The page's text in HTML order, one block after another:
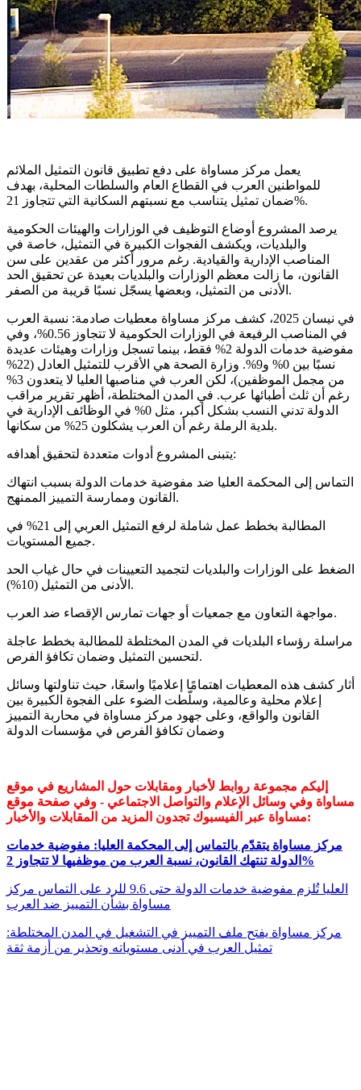
يعمل مركز مساواة على دفع تطبيق قانون التمثيل الملائم
للمواطنين العرب في القطاع العام والسلطات المحلية، بهدف
ضمان تمثيل يتناسب مع نسبتهم السكانية التي تتجاوز 21%.
يرصد المشروع أوضاع التوظيف في الوزارات والهيئات الحكومية
والبلديات، ويكشف الفجوات الكبيرة في التمثيل، خاصة في
المناصب الإدارية والقيادية. رغم مرور أكثر من عقدين على سن
القانون، ما زالت معظم الوزارات والبلديات بعيدة عن تحقيق الحد
الأدنى من التمثيل، وبعضها يسجّل نسبًا قريبة من الصفر.
في نيسان 2025، كشف مركز مساواة معطيات صادمة: نسبة العرب
في المناصب الرفيعة في الوزارات الحكومية لا تتجاوز 0.56%، وفي
مفوضية خدمات الدولة 2% فقط، بينما تسجل وزارات وهيئات عديدة
نسبًا بين 0% و9%. وزارة الصحة هي الأقرب للتمثيل العادل (22%
من مجمل الموظفين)، لكن العرب في مناصبها العليا لا يتعدون 3%
رغم أن ثلث أطبائها عرب. في المدن المختلطة، أظهر تقرير مراقب
الدولة تدني النسب بشكل أكبر، مثل 0% في الوظائف الإدارية في
بلدية الرملة رغم أن العرب يشكلون 25% من سكانها.
يتبنى المشروع أدوات متعددة لتحقيق أهدافه:
التماس إلى المحكمة العليا ضد مفوضية خدمات الدولة بسبب انتهاك
القانون وممارسة التمييز الممنهج.
المطالبة بخطط عمل شاملة لرفع التمثيل العربي إلى 21% في
جميع المستويات.
الضغط على الوزارات والبلديات لتجميد التعيينات في حال غياب الحد
الأدنى من التمثيل (10%).
مواجهة التعاون مع جمعيات أو جهات تمارس الإقصاء ضد العرب.
مراسلة رؤساء البلديات في المدن المختلطة للمطالبة بخطط عاجلة
لتحسين التمثيل وضمان تكافؤ الفرص.
أثار كشف هذه المعطيات اهتمامًا إعلاميًا واسعًا، حيث تناولتها وسائل
إعلام محلية وعالمية، وسلّطت الضوء على الفجوة الكبيرة بين
القانون والواقع، وعلى جهود مركز مساواة في محاربة التمييز
وضمان تكافؤ الفرص في مؤسسات الدولة
إليكم مجموعة روابط لأخبار ومقابلات حول المشاريع في موقع
مساواة وفي وسائل الإعلام والتواصل الاجتماعي - وفي صفحة موقع
مساواة عبر الفيسبوك تجدون المزيد من المقابلات والأخبار:
مركز مساواة يتقدّم بالتماس إلى المحكمة العليا: مفوضية خدمات
الدولة تنتهك القانون، نسبة العرب من موظفيها لا تتجاوز 2%
العليا تُلزم مفوضية خدمات الدولة حتى 9.6 للرد على التماس مركز
مساواة بشأن التمييز ضد العرب
مركز مساواة يفتح ملف التمييز في التشغيل في المدن المختلطة:
تمثيل العرب في أدنى مستوياته وتحذير من أزمة ثقة